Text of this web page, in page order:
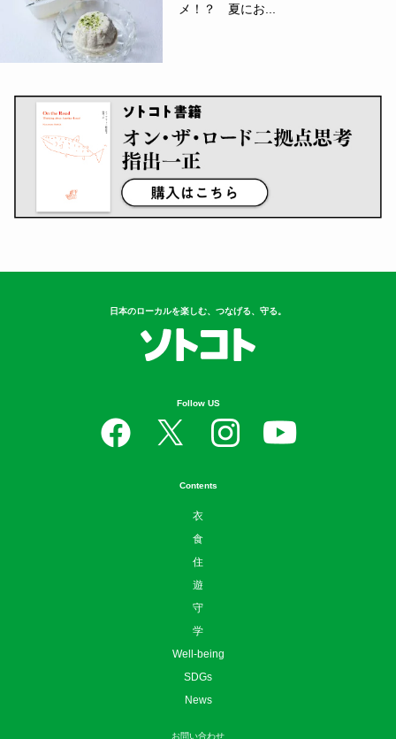
メ！？ 夏にお...
日本のローカルを楽しむ、つなげる、守る。
Follow US
Contents
衣
食
住
遊
守
学
Well-being
SDGs
News
お問い合わせ